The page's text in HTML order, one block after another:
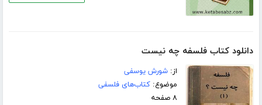
دانلود کتاب فلسفه چه نیست
از:شورش یوسفی
موضوع:کتاب‌های فلسفی
۸ صفحه